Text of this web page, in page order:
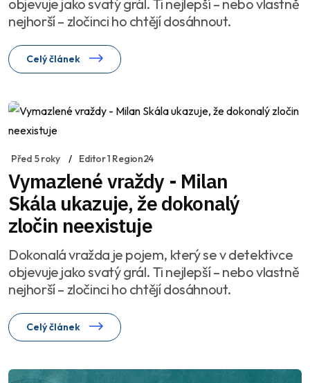
objevuje jako svatý grál. Ti nejlepší – nebo vlastně
nejhorší – zločinci ho chtějí dosáhnout.
Celý článek
Před 5 roky Editor 1 Region24
Vymazlené vraždy - Milan
Skála ukazuje, že dokonalý
zločin neexistuje
Dokonalá vražda je pojem, který se v detektivce
objevuje jako svatý grál. Ti nejlepší – nebo vlastně
nejhorší – zločinci ho chtějí dosáhnout.
Celý článek